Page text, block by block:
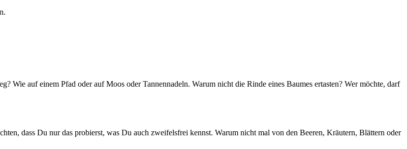
Wie auf einem Pfad oder auf Moos oder Tannennadeln. Warum nicht die Rinde eines Baumes ertasten? Wer möchte, darf
dass Du nur das probierst, was Du auch zweifelsfrei kennst. Warum nicht mal von den Beeren, Kräutern, Blättern oder